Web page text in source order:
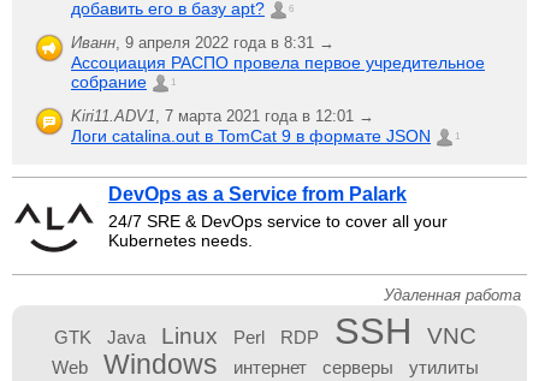
добавить его в базу apt?
6
Иванн, 9 апреля 2022 года в 8:31 →
Ассоциация РАСПО провела первое учредительное
собрание
1
Kiri11.ADV1, 7 марта 2021 года в 12:01 →
Логи catalina.out в TomCat 9 в формате JSON 1
DevOps as a Service from Palark
24/7 SRE & DevOps service to cover all your
Kubernetes needs.
Удаленная работа
GTK Java Linux Perl RDP SSH VNC
Web Windows интернет серверы утилиты